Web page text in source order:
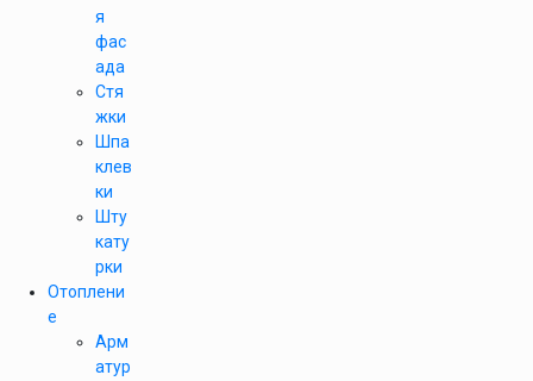
я
фас
ада
Стя
жки
Шпа
клев
ки
Шту
кату
рки
Отоплени
е
Арм
атур